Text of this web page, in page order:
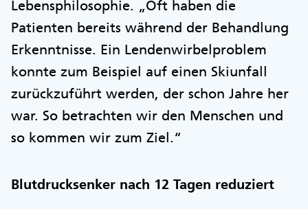
Lebensphilosophie. „Oft haben die
Patienten bereits während der Behandlung
Erkenntnisse. Ein Lendenwirbelproblem
konnte zum Beispiel auf einen Skiunfall
zurückzuführt werden, der schon Jahre her
war. So betrachten wir den Menschen und
so kommen wir zum Ziel.“
Blutdrucksenker nach 12 Tagen reduziert